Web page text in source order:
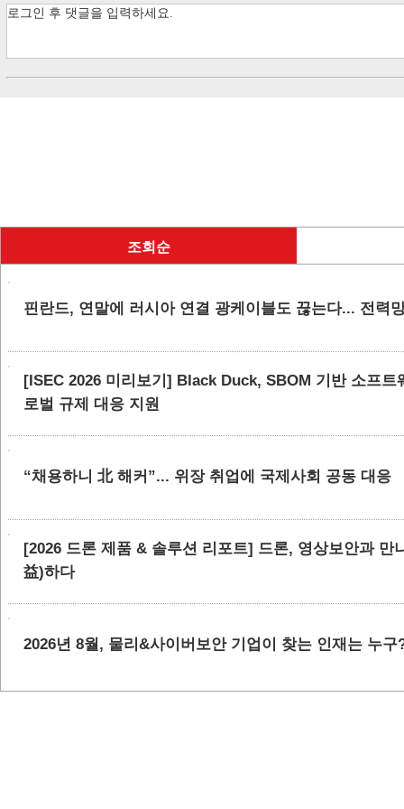
조회순
핀란드, 연말에 러시아 연결 광케이블도 끊는다... 전력
[ISEC 2026 미리보기] Black Duck, SBOM 기반 소프트
로벌 규제 대응 지원
“채용하니 北 해커”... 위장 취업에 국제사회 공동 대응
[2026 드론 제품 & 솔루션 리포트] 드론, 영상보안과 만
益)하다
2026년 8월, 물리&사이버보안 기업이 찾는 인재는 누구